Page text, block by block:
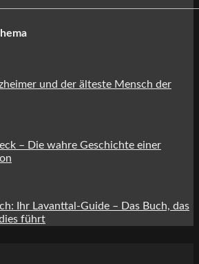
und der älteste Mensch der
– Die wahre Geschichte einer
Ihr Lavanttal-Guide – Das Buch, das
führt